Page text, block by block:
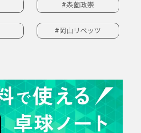
#森薗政崇
#岡山リベッツ